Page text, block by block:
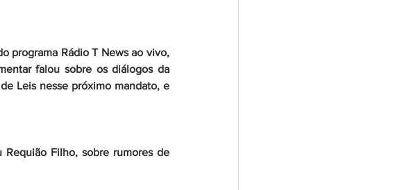
programa Rádio T News ao vivo,
falou sobre os diálogos da
Leis nesse próximo mandato, e
Requião Filho, sobre rumores de